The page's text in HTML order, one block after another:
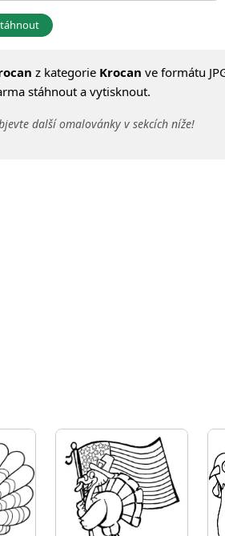
z kategorie Krocan ve formátu
stáhnout a vytisknout.
další omalovánky v sekcích níže!